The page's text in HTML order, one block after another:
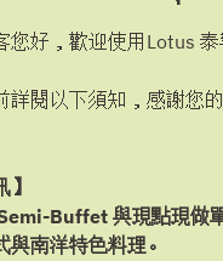
មើលគោលការណ៍ការកក់
您好，歡迎使用Lotus
詳閱以下須知，感謝您
Buffet 與現點現做
與南洋特色料理。